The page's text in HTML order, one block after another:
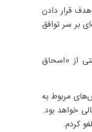
قرار دادن
بر سر توافق
از «اسحاق
مربوط به
خواهد بود.
کردم.